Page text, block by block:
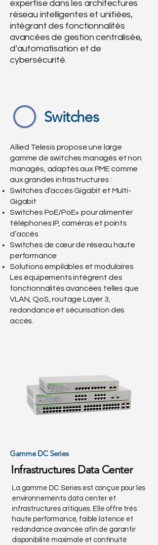
expertise dans les architectures
réseau intelligentes et unifiées,
intégrant des fonctionnalités
avancées de gestion centralisée,
d’automatisation et de
cybersécurité.
Switches
Allied Telesis propose une large
gamme de switches managés et non
managés, adaptés aux PME comme
aux grandes infrastructures :
Switches d’accès Gigabit et Multi-
Gigabit
Switches PoE/PoE+ pour alimenter
téléphones IP, caméras et points
d’accès
Switches de cœur de réseau haute
performance
Solutions empilables et modulaires
Les équipements intègrent des
fonctionnalités avancées telles que
VLAN, QoS, routage Layer 3,
redondance et sécurisation des
accès.
Gamme DC Series
Infrastructures Data Center
La gamme DC Series est conçue pour les
environnements data center et
infrastructures critiques. Elle offre très
haute performance, faible latence et
redondance avancée afin de garantir
disponibilité maximale et continuité